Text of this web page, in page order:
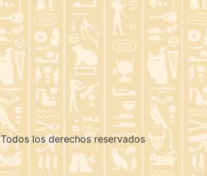
Todos los derechos reservados